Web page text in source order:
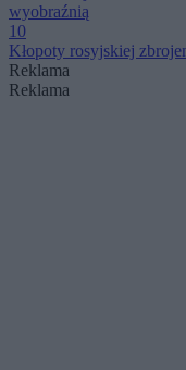
wyobraźnią
10
Kłopoty rosyjskiej
Reklama
Reklama